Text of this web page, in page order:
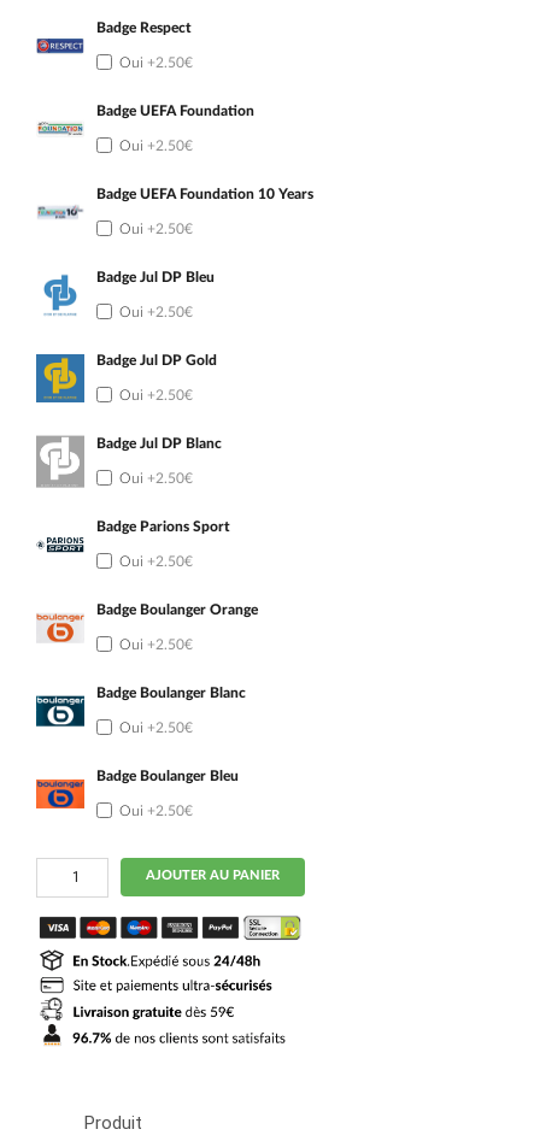
Badge Respect
Oui +2.50€
Badge UEFA Foundation
Oui +2.50€
Badge UEFA Foundation 10 Years
Oui +2.50€
Badge Jul DP Bleu
Oui +2.50€
Badge Jul DP Gold
Oui +2.50€
Badge Jul DP Blanc
Oui +2.50€
Badge Parions Sport
Oui +2.50€
Badge Boulanger Orange
Oui +2.50€
Badge Boulanger Blanc
Oui +2.50€
Badge Boulanger Bleu
Oui +2.50€
quantité
Maillot
Kit
Enfant
OM
Fourth
2025
2026
Paixao
AJOUTER AU PANIER
Produit